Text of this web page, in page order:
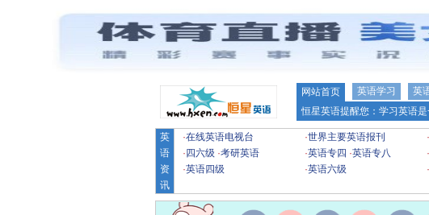
网站首页 英语学习 英
恒星英语提醒您：学习英语
英
语
资
讯
·在线英语电视台 ·世界主要英语报刊 ·
· 四六级 ·考研英语 ·英语专四 ·英语专八 ·
·英语四级 ·英语六级 ·